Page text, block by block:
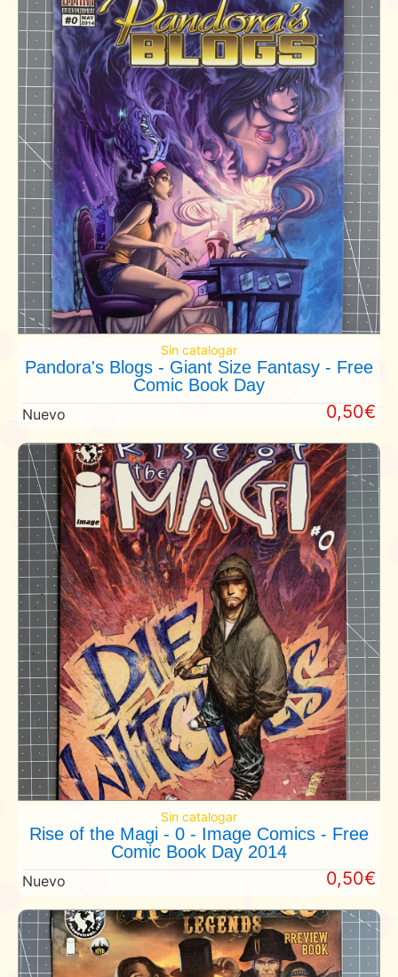
Sin catalogar
Pandora's Blogs - Giant Size Fantasy - Free
Comic Book Day
Nuevo 0,50€
Sin catalogar
Rise of the Magi - 0 - Image Comics - Free
Comic Book Day 2014
Nuevo 0,50€